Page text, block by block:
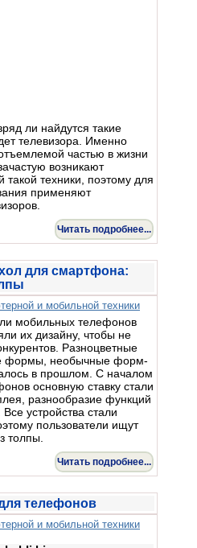
ли найдутся такие
телевизора. Именно
частью в жизни
возникают
такой техники, поэтому для
применяют
Читать подробнее...
для смартфона:
и мобильной техники
мобильных телефонов
их дизайну, чтобы не
Разноцветные
формы, необычные форм-
в прошлом. С началом
основную ставку стали
разнообразие функций
устройства стали
пользователи ищут
толпы.
Читать подробнее...
телефонов
и мобильной техники